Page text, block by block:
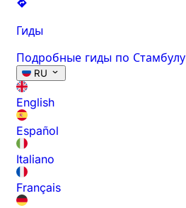
Гиды
Подробные гиды по Стамбулу
RU
English
Español
Italiano
Français